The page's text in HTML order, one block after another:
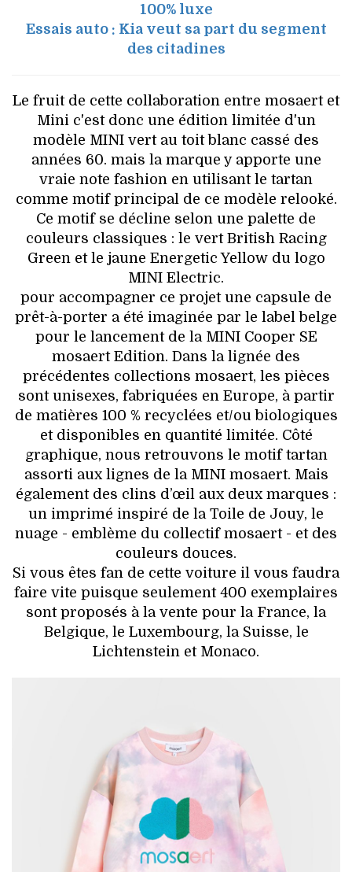
100% luxe
Essais auto : Kia veut sa part du segment
des citadines
Le fruit de cette collaboration entre mosaert et
Mini c'est donc une édition limitée d'un
modèle MINI vert au toit blanc cassé des
années 60. mais la marque y apporte une
vraie note fashion en utilisant le tartan
comme motif principal de ce modèle relooké.
Ce motif se décline selon une palette de
couleurs classiques : le vert British Racing
Green et le jaune Energetic Yellow du logo
MINI Electric.
pour accompagner ce projet une capsule de
prêt-à-porter a été imaginée par le label belge
pour le lancement de la MINI Cooper SE
mosaert Edition. Dans la lignée des
précédentes collections mosaert, les pièces
sont unisexes, fabriquées en Europe, à partir
de matières 100 % recyclées et/ou biologiques
et disponibles en quantité limitée. Côté
graphique, nous retrouvons le motif tartan
assorti aux lignes de la MINI mosaert. Mais
également des clins d’œil aux deux marques :
un imprimé inspiré de la Toile de Jouy, le
nuage - emblème du collectif mosaert - et des
couleurs douces.
Si vous êtes fan de cette voiture il vous faudra
faire vite puisque seulement 400 exemplaires
sont proposés à la vente pour la France, la
Belgique, le Luxembourg, la Suisse, le
Lichtenstein et Monaco.